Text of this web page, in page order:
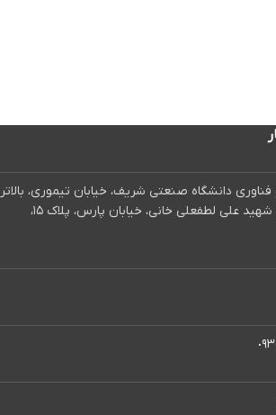
فناوری دانشگاه صنعتی شریف، خیابان تیموری، بالاتر
از میدان تیموری، خیابان شهید علی لطفعلی خانی، خیابان پارس، پلاک ۱۵،